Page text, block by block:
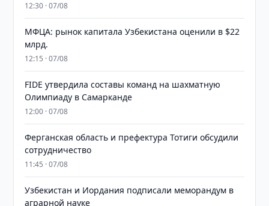
12:30 · 07/08
МФЦА: рынок капитала Узбекистана оценили в $22
млрд.
12:15 · 07/08
FIDE утвердила составы команд на шахматную
Олимпиаду в Самарканде
12:00 · 07/08
Ферганская область и префектура Тотиги обсудили
сотрудничество
11:45 · 07/08
Узбекистан и Иордания подписали меморандум в
аграрной науке